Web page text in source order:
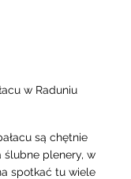
w Raduniu
są chętnie
ślubne plenery, w
spotkać tu wiele